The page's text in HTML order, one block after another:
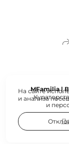
MFamilia |
и
На сайте
и анализа